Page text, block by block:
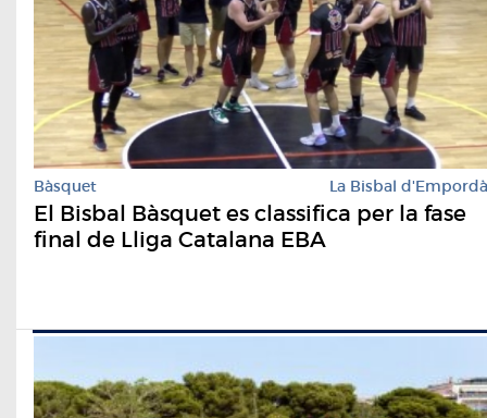
Bàsquet La Bisbal d'Empordà
El Bisbal Bàsquet es classifica per la fase
final de Lliga Catalana EBA